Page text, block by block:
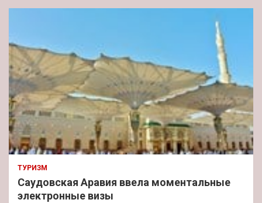
ТУРИЗМ
Саудовская Аравия ввела моментальные
электронные визы